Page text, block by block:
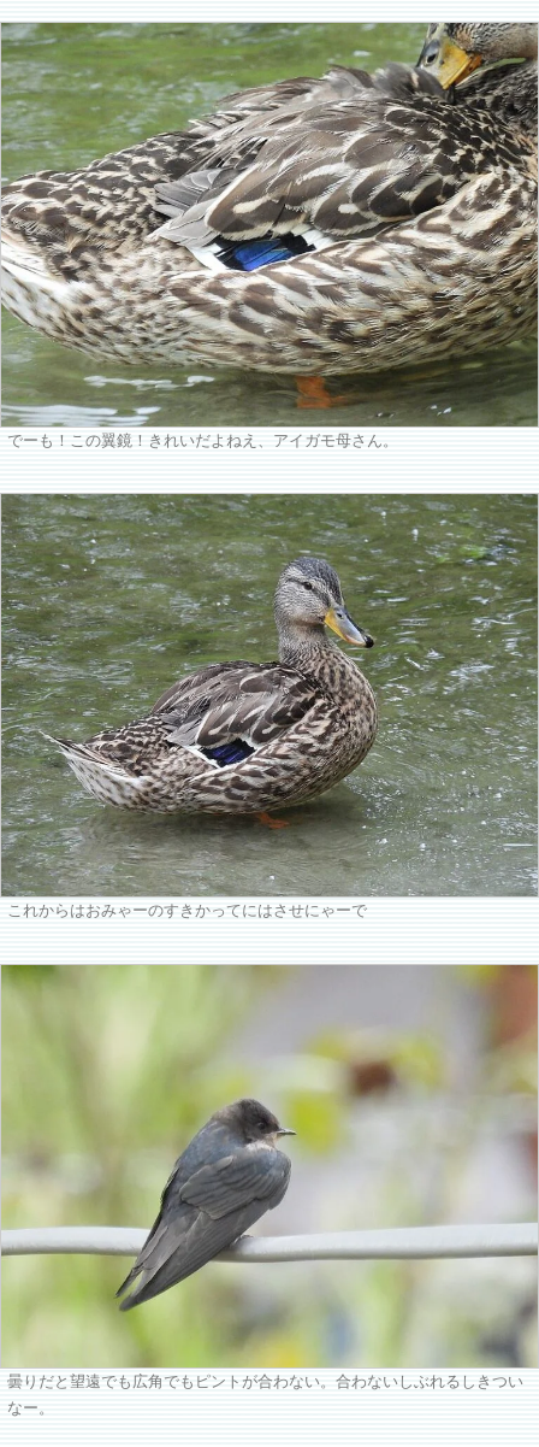
でーも！この翼鏡！きれいだよねえ、アイガモ母さん。
これからはおみゃーのすきかってにはさせにゃーで
曇りだと望遠でも広角でもピントが合わない。合わないしぶれるしきつい
なー。